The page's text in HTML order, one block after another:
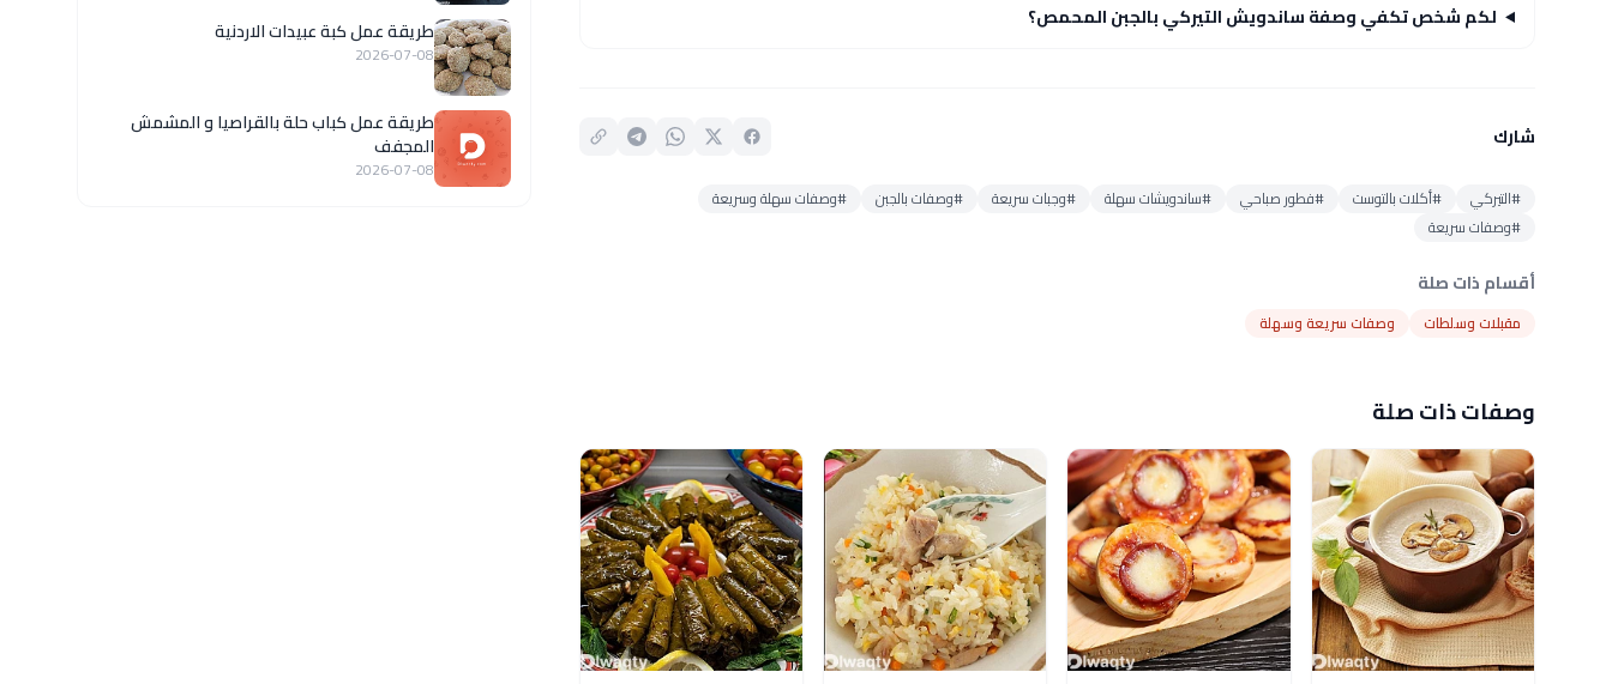
لكم شخص تكفي وصفة ساندويش التيركي بالجبن المحمص؟
شارك
#التيركي #أكلات بالتوست #فطور صباحي #ساندويشات سهلة #وجبات سريعة #وصفات بالجبن
#وصفات سهلة وسريعة
#وصفات سريعة
أقسام ذات صلة
مقبلات وسلطات وصفات سريعة وسهلة
وصفات ذات صلة
طريقة عمل كبة عبيدات الاردنية
2026-07-08
طريقة عمل كباب حلة بالقراصيا و المشمش
المجفف
2026-07-08